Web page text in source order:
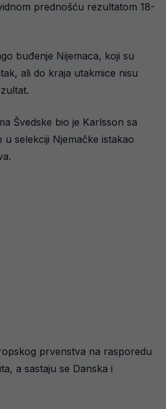
prednošću rezultatom 18-
buđenje Nijemaca, koji su
ali do kraja utakmice nisu
Švedske bio je Karlsson sa
u selekciji Njemačke istakao
prvenstva na rasporedu
a sastaju se Danska i